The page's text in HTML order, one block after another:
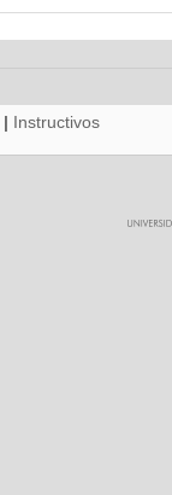
| Instructivos